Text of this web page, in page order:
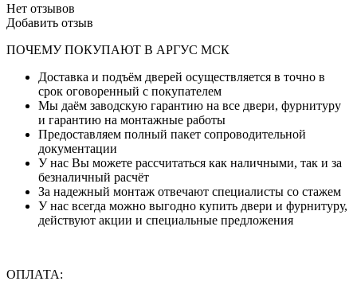
Нет отзывов
Добавить отзыв
ПОЧЕМУ ПОКУПАЮТ В АРГУС МСК
Доставка и подъём дверей осуществляется в точно в
срок оговоренный с покупателем
Мы даём заводскую гарантию на все двери, фурнитуру
и гарантию на монтажные работы
Предоставляем полный пакет сопроводительной
документации
У нас Вы можете рассчитаться как наличными, так и за
безналичный расчёт
За надежный монтаж отвечают специалисты со стажем
У нас всегда можно выгодно купить двери и фурнитуру,
действуют акции и специальные предложения
ОПЛАТА: